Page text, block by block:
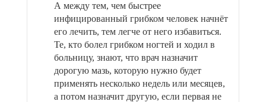
А между тем, чем быстрее
инфицированный грибком человек начнёт
его лечить, тем легче от него избавиться.
Те, кто болел грибком ногтей и ходил в
больницу, знают, что врач назначит
дорогую мазь, которую нужно будет
применять несколько недель или месяцев,
а потом назначит другую, если первая не